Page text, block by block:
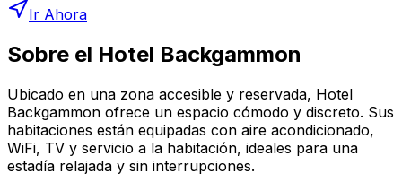
Ir Ahora
Sobre el Hotel Backgammon
Ubicado en una zona accesible y reservada, Hotel
Backgammon ofrece un espacio cómodo y discreto. Sus
habitaciones están equipadas con aire acondicionado,
WiFi, TV y servicio a la habitación, ideales para una
estadía relajada y sin interrupciones.